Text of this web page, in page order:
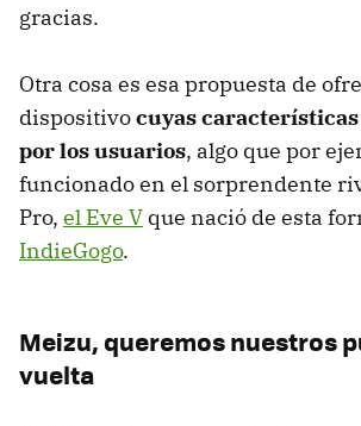
gracias.
Otra cosa es esa propuesta de
dispositivocuyas características
por los usuarios, algo que por
funcionado en el sorprendente
Pro, el Eve V que nació de esta
IndieGogo.
Meizu, queremos nuestros
vuelta